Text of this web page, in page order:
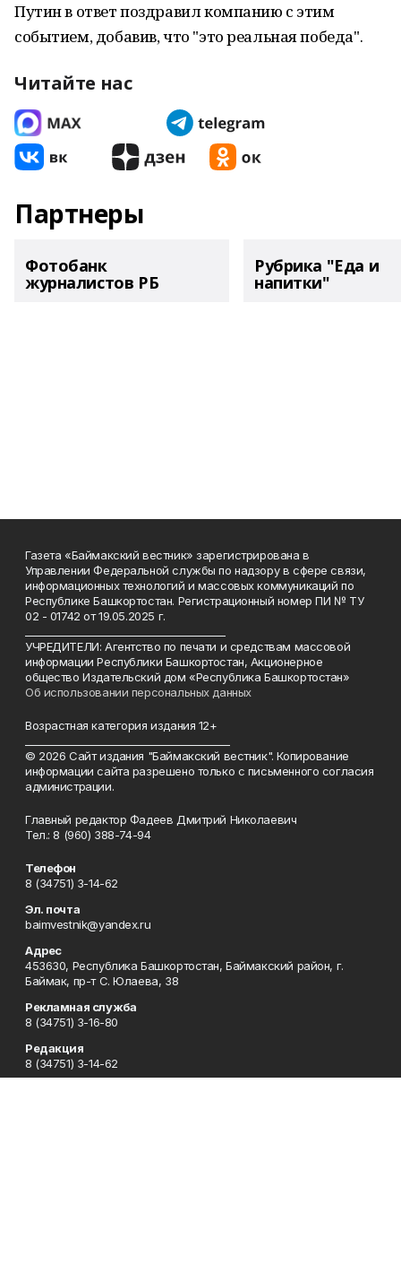
Путин в ответ поздравил компанию с этим
событием, добавив, что "это реальная победа".
Читайте нас
Партнеры
Фотобанк
журналистов РБ
Рубрика "Еда и
напитки"
Газета «Баймакский вестник» зарегистрирована в
Управлении Федеральной службы по надзору в сфере связи,
информационных технологий и массовых коммуникаций по
Республике Башкортостан. Регистрационный номер ПИ № ТУ
02 - 01742 от 19.05.2025 г.
УЧРЕДИТЕЛИ: Агентство по печати и средствам массовой
информации Республики Башкортостан, Акционерное
общество Издательский дом «Республика Башкортостан»
Об использовании персональных данных
Возрастная категория издания 12+
© 2026 Сайт издания "Баймакский вестник". Копирование
информации сайта разрешено только с письменного согласия
администрации.
Главный редактор Фадеев Дмитрий Николаевич
Тел.: 8 (960) 388-74-94
Телефон
8 (34751) 3-14-62
Эл. почта
baimvestnik@yandex.ru
Адрес
453630, Республика Башкортостан, Баймакский район, г.
Баймак, пр-т С. Юлаева, 38
Рекламная служба
8 (34751) 3-16-80
Редакция
8 (34751) 3-14-62